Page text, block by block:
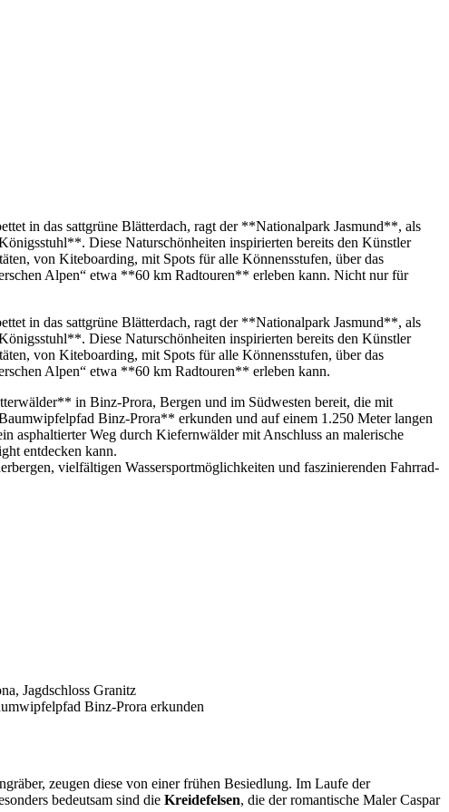
in das sattgrüne Blätterdach, ragt der **Nationalpark Jasmund**, als
Diese Naturschönheiten inspirierten bereits den Künstler
von Kiteboarding, mit Spots für alle Könnensstufen, über das
Alpen“ etwa **60 km Radtouren** erleben kann. Nicht nur für
in das sattgrüne Blätterdach, ragt der **Nationalpark Jasmund**, als
Diese Naturschönheiten inspirierten bereits den Künstler
von Kiteboarding, mit Spots für alle Könnensstufen, über das
Alpen“ etwa **60 km Radtouren** erleben kann.
in Binz-Prora, Bergen und im Südwesten bereit, die mit
Binz-Prora** erkunden und auf einem 1.250 Meter langen
asphaltierter Weg durch Kiefernwälder mit Anschluss an malerische
entdecken kann.
vielfältigen Wassersportmöglichkeiten und faszinierenden Fahrrad-
Jagdschloss Granitz
Binz-Prora erkunden
zeugen diese von einer frühen Besiedlung. Im Laufe der
bedeutsam sind die Kreidefelsen, die der romantische Maler Caspar